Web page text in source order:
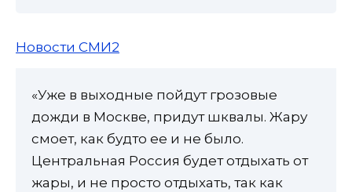
Новости СМИ2
«Уже в выходные пойдут грозовые
дожди в Москве, придут шквалы. Жару
смоет, как будто ее и не было.
Центральная Россия будет отдыхать от
жары, и не просто отдыхать, так как